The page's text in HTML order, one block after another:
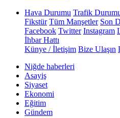
Hava Durumu Trafik
Fikstür Tüm Manşetler Son
Facebook Twitter Instagram
İhbar Hattı
Künye / İletişim Bize Ulaşın
Niğde haberleri
Asayiş
Siyaset
Ekonomi
Eğitim
Gündem